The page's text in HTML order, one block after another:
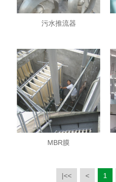
污水推流器
MBR膜
|<< < 1